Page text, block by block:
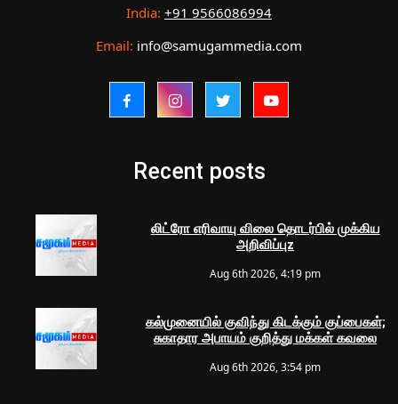
India: +91 9566086994
Email: info@samugammedia.com
Recent posts
லிட்ரோ எரிவாயு விலை தொடர்பில் முக்கிய
அறிவிப்புz
Aug 6th 2026, 4:19 pm
கல்முனையில் குவிந்து கிடக்கும் குப்பைகள்;
சுகாதார அபாயம் குறித்து மக்கள் கவலை
Aug 6th 2026, 3:54 pm